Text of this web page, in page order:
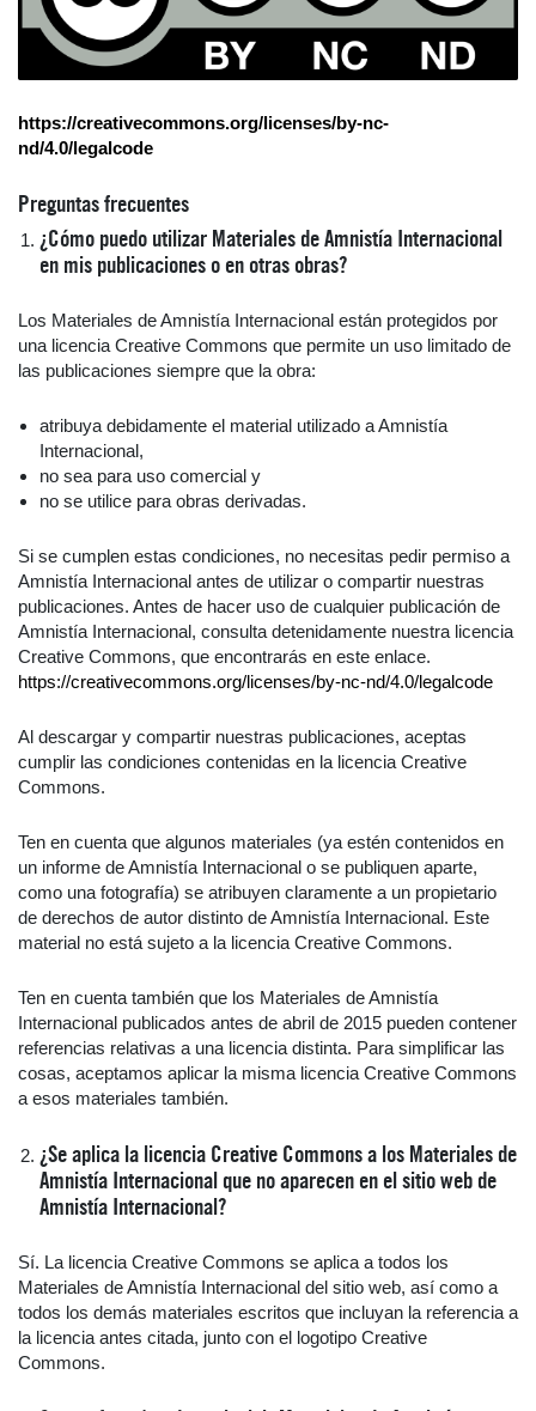
https://creativecommons.org/licenses/by-nc-
nd/4.0/legalcode
Preguntas frecuentes
¿Cómo puedo utilizar Materiales de Amnistía Internacional
en mis publicaciones o en otras obras?
Los Materiales de Amnistía Internacional están protegidos por
una licencia Creative Commons que permite un uso limitado de
las publicaciones siempre que la obra:
atribuya debidamente el material utilizado a Amnistía
Internacional,
no sea para uso comercial y
no se utilice para obras derivadas.
Si se cumplen estas condiciones, no necesitas pedir permiso a
Amnistía Internacional antes de utilizar o compartir nuestras
publicaciones. Antes de hacer uso de cualquier publicación de
Amnistía Internacional, consulta detenidamente nuestra licencia
Creative Commons, que encontrarás en este enlace.
https://creativecommons.org/licenses/by-nc-nd/4.0/legalcode
Al descargar y compartir nuestras publicaciones, aceptas
cumplir las condiciones contenidas en la licencia Creative
Commons.
Ten en cuenta que algunos materiales (ya estén contenidos en
un informe de Amnistía Internacional o se publiquen aparte,
como una fotografía) se atribuyen claramente a un propietario
de derechos de autor distinto de Amnistía Internacional. Este
material no está sujeto a la licencia Creative Commons.
Ten en cuenta también que los Materiales de Amnistía
Internacional publicados antes de abril de 2015 pueden contener
referencias relativas a una licencia distinta. Para simplificar las
cosas, aceptamos aplicar la misma licencia Creative Commons
a esos materiales también.
¿Se aplica la licencia Creative Commons a los Materiales de
Amnistía Internacional que no aparecen en el sitio web de
Amnistía Internacional?
Sí. La licencia Creative Commons se aplica a todos los
Materiales de Amnistía Internacional del sitio web, así como a
todos los demás materiales escritos que incluyan la referencia a
la licencia antes citada, junto con el logotipo Creative
Commons.